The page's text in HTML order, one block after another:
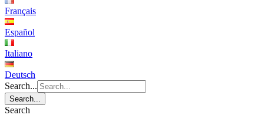
Français
Español
Italiano
Deutsch
Search...
Search...
Search